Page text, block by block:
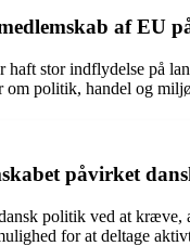
af EU
stor indflydelse på
om politik, handel og
påvirket
politik ved at
for at deltage